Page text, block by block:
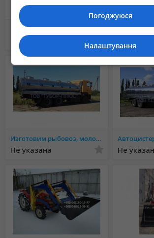
Щелепні вила для сінажу - конструктивні
Конструкція сінажних вил дозволяє надійно
підхоплювати і переміщати різні матеріали у не
вигляді. Для перевезення герметично
використовувати захват для тюків
упаковку.
Силосні вила відмінно підходять для виконання
демонтаж займає близько двох хвилин і не
навичок тракториста.
Конструкцію виконуємо двох видів:
Вилы для погрузки леса, бревен (лесной захват) на фронтальный погрузчик
Не указана
Изготовим рыбовоз, молоковоз, водовоз и другие автоцистерні. Ассенизаторные машины. Обслуживание и р
Не указана Не
Погоджуюся
Налаштування